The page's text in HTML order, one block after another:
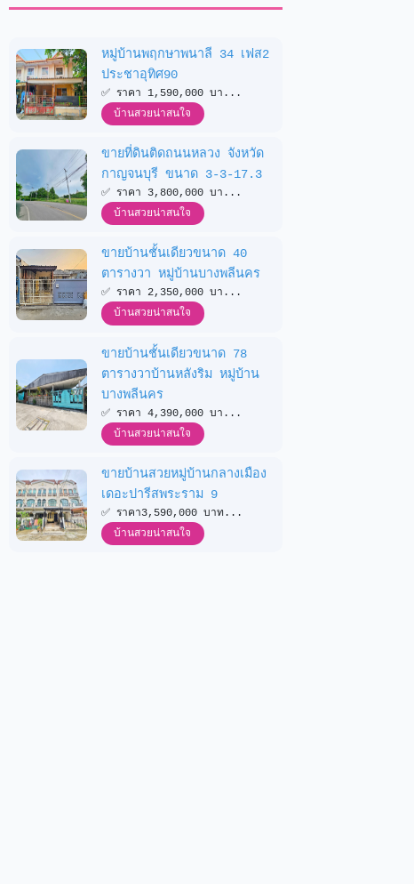
หมู่บ้านพฤกษาพนาลี 34 เฟส2
ประชาอุทิศ90
✅️ ราคา 1,590,000 บา...
บ้านสวยน่าสนใจ
ขายที่ดินติดถนนหลวง จังหวัด
กาญจนบุรี ขนาด 3-3-17.3
✅️ ราคา 3,800,000 บา...
บ้านสวยน่าสนใจ
ขายบ้านชั้นเดียวขนาด 40
ตารางวา หมู่บ้านบางพลีนคร
✅️ ราคา 2,350,000 บา...
บ้านสวยน่าสนใจ
ขายบ้านชั้นเดียวขนาด 78
ตารางวาบ้านหลังริม หมู่บ้าน
บางพลีนคร
✅️ ราคา 4,390,000 บา...
บ้านสวยน่าสนใจ
ขายบ้านสวยหมู่บ้านกลางเมือง
เดอะปารีสพระราม 9
✅️ ราคา3,590,000 บาท...
บ้านสวยน่าสนใจ